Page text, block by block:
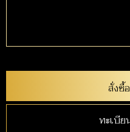
สั่งซื้
ทะเบีย